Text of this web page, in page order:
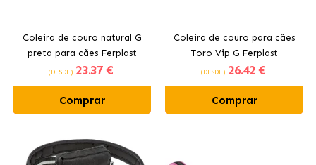
Coleira de couro natural G
preta para cães Ferplast
(DESDE) 23.37 €
Comprar
Coleira de couro para cães
Toro Vip G Ferplast
(DESDE) 26.42 €
Comprar